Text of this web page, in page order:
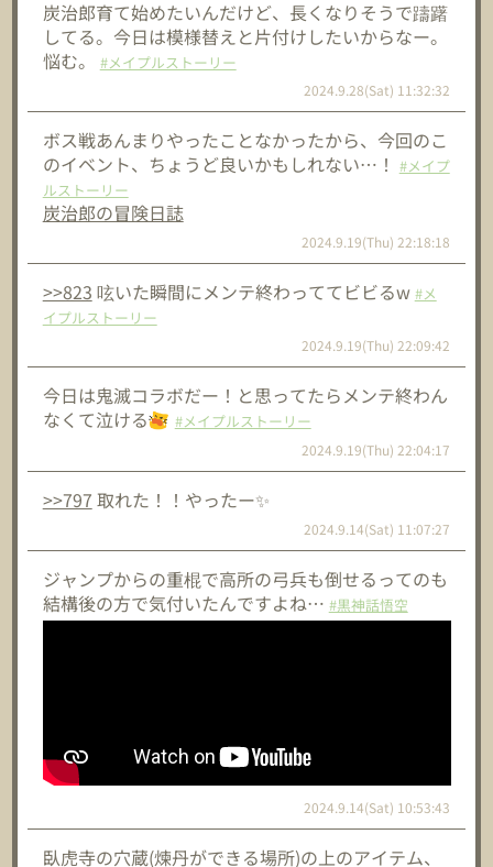
炭治郎育て始めたいんだけど、長くなりそうで躊躇
してる。今日は模様替えと片付けしたいからなー。
悩む。
#メイプルストーリー
2024.9.28(Sat) 11:32:32
ボス戦あんまりやったことなかったから、今回のこ
のイベント、ちょうど良いかもしれない…！ #メイプ
ルストーリー
炭治郎の冒険日誌
2024.9.19(Thu) 22:18:18
>>823 呟いた瞬間にメンテ終わっててビビるw #メ
イプルストーリー
2024.9.19(Thu) 22:09:42
今日は鬼滅コラボだー！と思ってたらメンテ終わん
なくて泣ける
#メイプルストーリー
2024.9.19(Thu) 22:04:17
>>797 取れた！！やったー✨
2024.9.14(Sat) 11:07:27
ジャンプからの重棍で高所の弓兵も倒せるってのも
結構後の方で気付いたんですよね… #黒神話悟空
2024.9.14(Sat) 10:53:43
臥虎寺の穴蔵(煉丹ができる場所)の上のアイテム、